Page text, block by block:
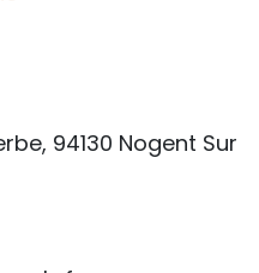
94130 Nogent Sur